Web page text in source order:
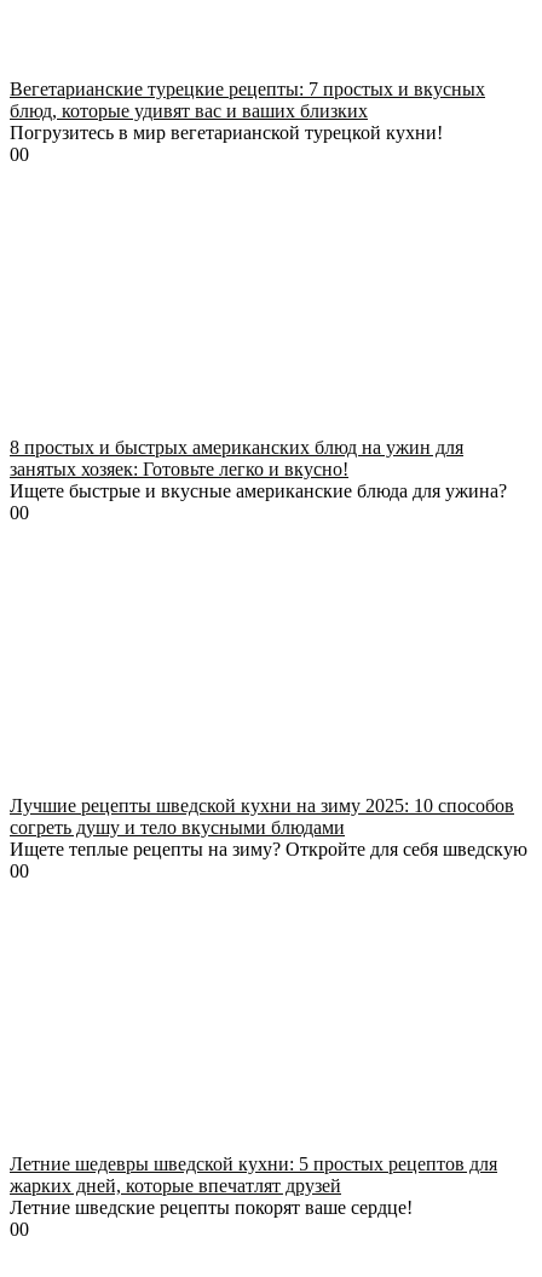
Вегетарианские турецкие рецепты: 7 простых и вкусных
блюд, которые удивят вас и ваших близких
Погрузитесь в мир вегетарианской турецкой кухни!
00
8 простых и быстрых американских блюд на ужин для
занятых хозяек: Готовьте легко и вкусно!
Ищете быстрые и вкусные американские блюда для ужина?
00
Лучшие рецепты шведской кухни на зиму 2025: 10 способов
согреть душу и тело вкусными блюдами
Ищете теплые рецепты на зиму? Откройте для себя шведскую
00
Летние шедевры шведской кухни: 5 простых рецептов для
жарких дней, которые впечатлят друзей
Летние шведские рецепты покорят ваше сердце!
00